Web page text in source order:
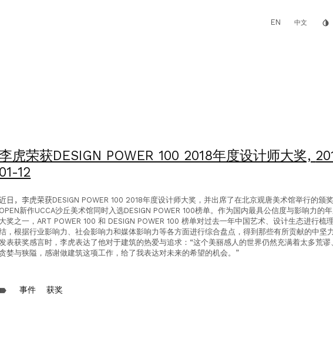
EN 中文 invert_colors
虎荣获DESIGN POWER 100 2018年度设计师大奖,
01-12
日，李虎荣获DESIGN POWER 100 2018年度设计师大奖，并出席了在北京观唐美术馆举行的颁奖
OPEN新作UCCA沙丘美术馆同时入选DESIGN POWER 100榜单。作为国内最具公信度与影响力的
大奖之一，ART POWER 100 和 DESIGN POWER 100 榜单对过去一年中国艺术、设计生态进行梳
，根据行业影响力、社会影响力和媒体影响力等各方面进行综合盘点，得到那些有所贡献的中坚
表获奖感言时，李虎表达了他对于建筑的热爱与追求：“这个美丽感人的世界仍然充满着太多荒谬
婪与狭隘，感谢做建筑这项工作，给了我表达对未来的希望的机会。”
label 事件 获奖